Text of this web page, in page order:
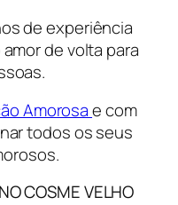
de experiência
de volta para
Amorosae com
todos os seus
COSME VELHO